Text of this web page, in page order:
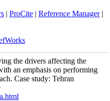
| ProCite| Reference Manager|
the drivers affecting the
an emphasis on performing
Case study: Tehran